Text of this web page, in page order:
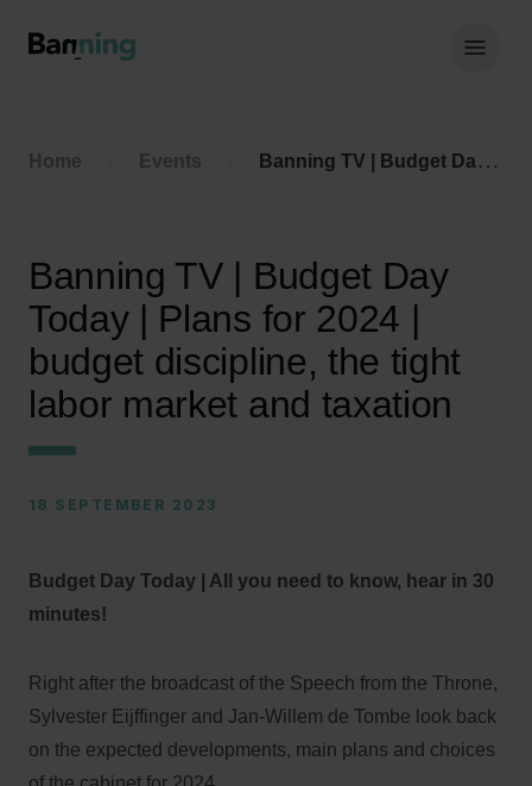
Home Events Banning TV | Budget Day Today | Plans for 2024 | budget discipline, the tight labor market and taxation
Banning TV | Budget Day
Today | Plans for 2024 |
budget discipline, the tight
labor market and taxation
18 SEPTEMBER 2023
Budget Day Today | All you need to know, hear in 30
minutes!
Right after the broadcast of the Speech from the Throne,
Sylvester Eijffinger and Jan-Willem de Tombe look back
on the expected developments, main plans and choices